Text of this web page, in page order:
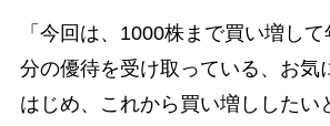
「今回は、1000株まで買い増し
分の優待を受け取っている、お気
はじめ、これから買い増ししたい